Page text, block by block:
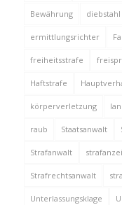
Bewährung diebstahl
ermittlungsrichter
freiheitsstrafe
Haftstrafe
körperverletzung
raub Staatsanwalt
Strafanwalt
Strafrechtsanwalt
Unterlassungsklage